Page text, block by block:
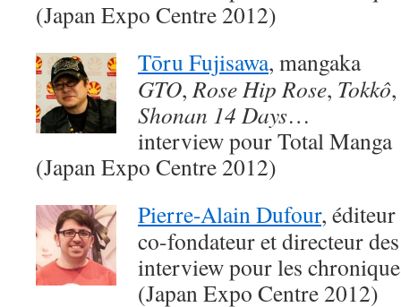
(Japan Expo Centre 2012)
Tōru Fujisawa, mangaka
GTO,Rose Hip Rose, Tokkô,
Shonan 14 Days…
interview pour Total Manga
(Japan Expo Centre 2012)
Pierre-Alain Dufour, éditeur
co-fondateur et directeur
interview pour les
(Japan Expo Centre 2012)